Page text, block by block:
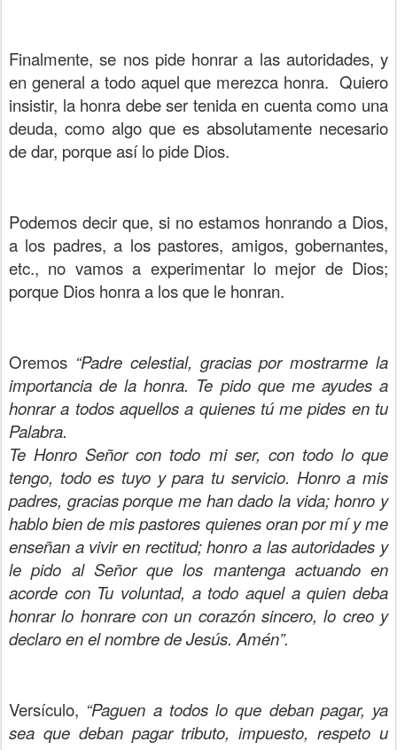
Finalmente, se nos pide honrar a las autoridades, y
en general a todo aquel que merezca honra. Quiero
insistir, la honra debe ser tenida en cuenta como una
deuda, como algo que es absolutamente necesario
de dar, porque así lo pide Dios.
Podemos decir que, si no estamos honrando a Dios,
a los padres, a los pastores, amigos, gobernantes,
etc., no vamos a experimentar lo mejor de Dios;
porque Dios honra a los que le honran.
Oremos “Padre celestial, gracias por mostrarme la
importancia de la honra. Te pido que me ayudes a
honrar a todos aquellos a quienes tú me pides en tu
Palabra.
Te Honro Señor con todo mi ser, con todo lo que
tengo, todo es tuyo y para tu servicio. Honro a mis
padres, gracias porque me han dado la vida; honro y
hablo bien de mis pastores quienes oran por mí y me
enseñan a vivir en rectitud; honro a las autoridades y
le pido al Señor que los mantenga actuando en
acorde con Tu voluntad, a todo aquel a quien deba
honrar lo honrare con un corazón sincero, lo creo y
declaro en el nombre de Jesús. Amén”.
Versículo, “Paguen a todos lo que deban pagar, ya
sea que deban pagar tributo, impuesto, respeto u